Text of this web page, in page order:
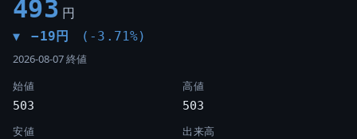
493 円
▼ −19円 (-3.71%)
2026-08-07 終値
始値
503
高値
503
安値
出来高